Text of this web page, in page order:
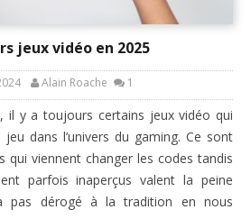
jeux vidéo en 2025
Alain Roache 1
il y a toujours certains jeux vidéo qui
dans l’univers du gaming. Ce sont
qui viennent changer les codes tandis
parfois inaperçus valent la peine
pas dérogé à la tradition en nous